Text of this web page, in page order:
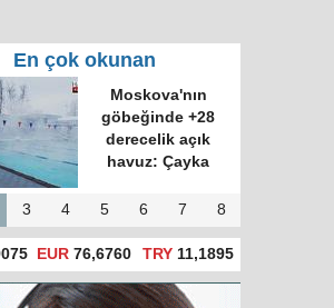
En çok okunan
Moskova'nın
göbeğinde +28
derecelik açık
havuz: Çayka
3 4 5 6 7 8
EUR 76,6760 TRY 11,1895